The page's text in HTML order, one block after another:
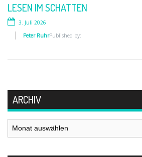
LESEN IM SCHATTEN
3. Juli 2026
Published by:
Peter Ruhr
28. April 2026
Peter Ruhr
ARCHIV
Archiv